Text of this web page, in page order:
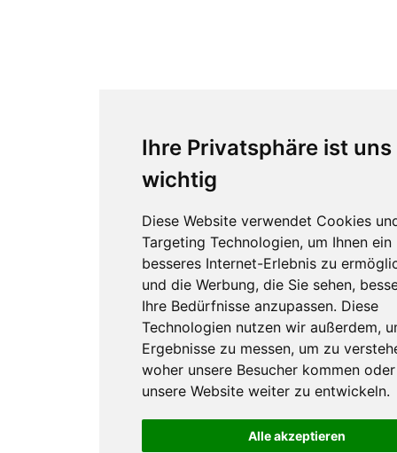
Ihre Privatsphäre ist uns
wichtig
Diese Website verwendet Cookies
Targeting Technologien, um Ihnen ein
besseres Internet-Erlebnis zu
und die Werbung, die Sie sehen,
Ihre Bedürfnisse anzupassen. Diese
Technologien nutzen wir außerdem,
Ergebnisse zu messen, um zu
woher unsere Besucher kommen
unsere Website weiter zu entwickeln.
Alle akzeptieren